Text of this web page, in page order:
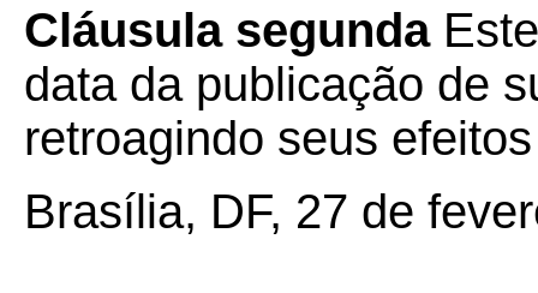
Cláusula segunda
data da publicação de
retroagindo seus
Brasília, DF, 27 de